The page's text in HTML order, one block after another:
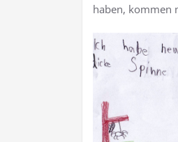
haben, kommen